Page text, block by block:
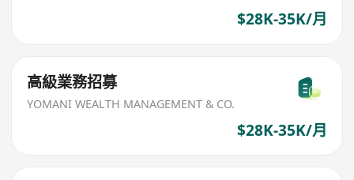
$28K-35K/月
高級業務招募
YOMANI WEALTH MANAGEMENT & CO.
$28K-35K/月